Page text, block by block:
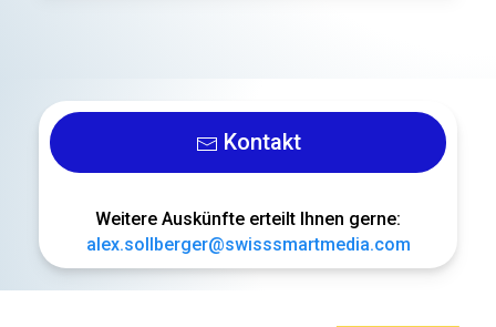
Kontakt
Weitere Auskünfte erteilt Ihnen gerne:
alex.sollberger@swisssmartmedia.com